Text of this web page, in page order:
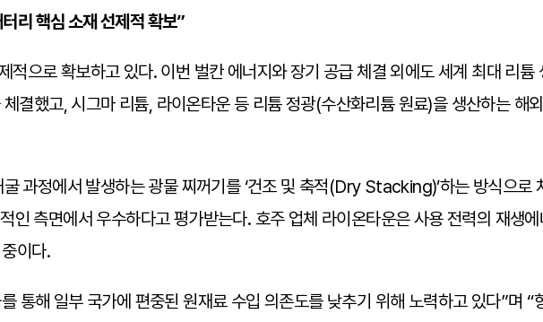
리 핵심 소재 선제적 확보”
적으로 확보하고 있다. 이번 벌칸 에너지와 장기 공급 체결 외에도 세계 최대 리튬
했고, 시그마 리튬, 라이온타운 등 리튬 정광(수산화리튬 원료)을 생산하는 해
과정에서 발생하는 광물 찌꺼기를 ‘건조 및 축적(Dry Stacking)’하는 방식으로
인 측면에서 우수하다고 평가받는다. 호주 업체 라이온타운은 사용 전력의 재생
이다.
통해 일부 국가에 편중된 원재료 수입 의존도를 낮추기 위해 노력하고 있다”며 “